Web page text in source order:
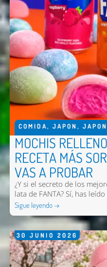
COMIDA, JAPON ,
MOCHIS
RECETA MÁS
VAS A PROBAR
¿Y si el secreto de los
lata de FANTA? Sí, has
Sigue leyendo →
30 JUNIO 2026